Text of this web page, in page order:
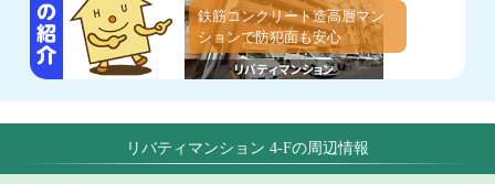
鉄筋コンクリート造高層マン
ションで防犯面も安心
リバティマンション 4-Fの周辺情報